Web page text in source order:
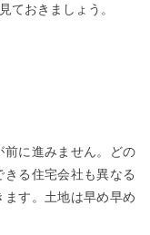
ておきましょう。
に進みません。どの
る住宅会社も異なる
す。土地は早め早め